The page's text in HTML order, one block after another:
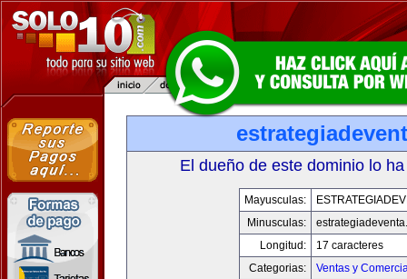
El dueño de este dominio lo
Mayusculas:
Minusculas:
Longitud:
17 caracteres
Categorias:
Ventas y